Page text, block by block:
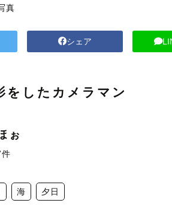
真
シェア
をしたカメラマン
ぉ
海 夕日